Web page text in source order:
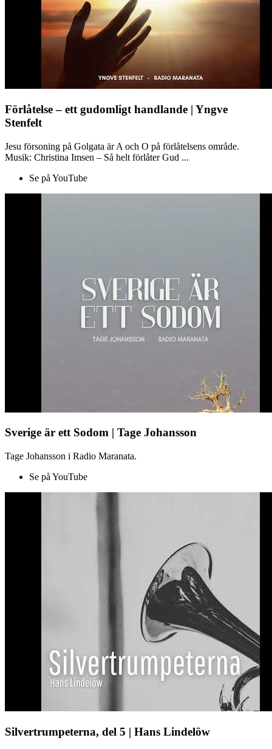
Förlåtelse – ett gudomligt handlande | Yngve
Stenfelt
Jesu försoning på Golgata är A och O på förlåtelsens område.
Musik: Christina Imsen – Så helt förlåter Gud ...
Se på YouTube
Sverige är ett Sodom | Tage Johansson
Tage Johansson i Radio Maranata.
Se på YouTube
Silvertrumpeterna, del 5 | Hans Lindelöw